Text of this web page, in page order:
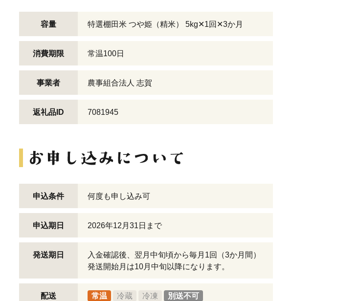
容量 特選棚田米 つや姫（精米） 5kg✕1回✕3か月
消費期限 常温100日
事業者 農事組合法人 志賀
返礼品ID 7081945
申込条件 何度も申し込み可
申込期日 2026年12月31日まで
発送期日
入金確認後、翌月中旬頃から毎月1回（3か月間）
発送開始月は10月中旬以降になります。
配送 常温 冷蔵 冷凍 別送不可